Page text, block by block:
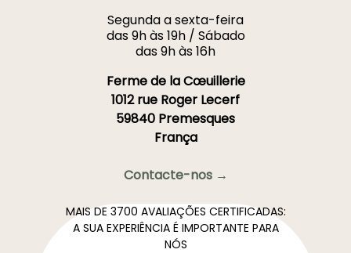
Segunda a sexta-feira
das 9h às 19h / Sábado
das 9h às 16h
Ferme de la Cœuillerie
1012 rue Roger Lecerf
59840 Premesques
França
Contacte-nos →
MAIS DE 3700 AVALIAÇÕES CERTIFICADAS:
A SUA EXPERIÊNCIA É IMPORTANTE PARA
NÓS